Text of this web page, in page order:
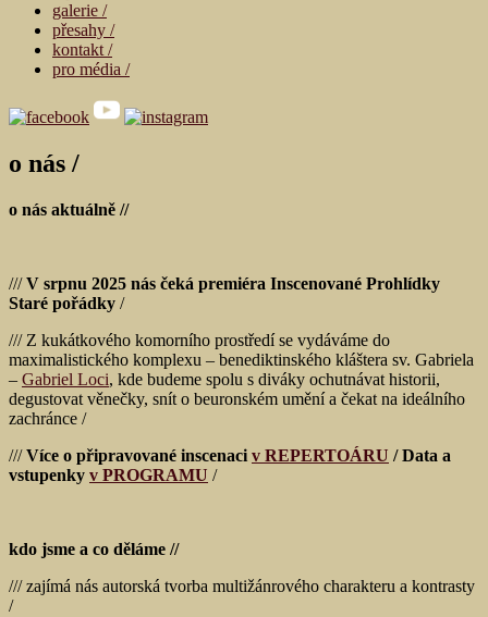
galerie /
přesahy /
kontakt /
pro média /
o nás /
o nás aktuálně //
///V srpnu 2025 nás čeká premiéra Inscenované Prohlídky
Staré pořádky /
/// Z kukátkového komorního prostředí se vydáváme do
maximalistického komplexu – benediktinského kláštera sv. Gabriela
– Gabriel Loci, kde budeme spolu s diváky ochutnávat historii,
degustovat věnečky, snít o beuronském umění a čekat na ideálního
zachránce /
///Více o připravované inscenaci v REPERTOÁRU / Data a
vstupenky v PROGRAMU /
kdo jsme a co děláme //
/// zajímá nás autorská tvorba multižánrového charakteru a kontrasty
/